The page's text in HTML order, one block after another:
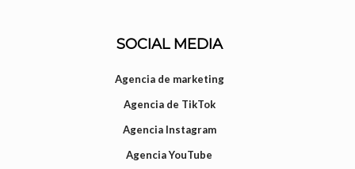
SOCIAL MEDIA
Agencia de marketing
Agencia de TikTok
Agencia Instagram
Agencia YouTube